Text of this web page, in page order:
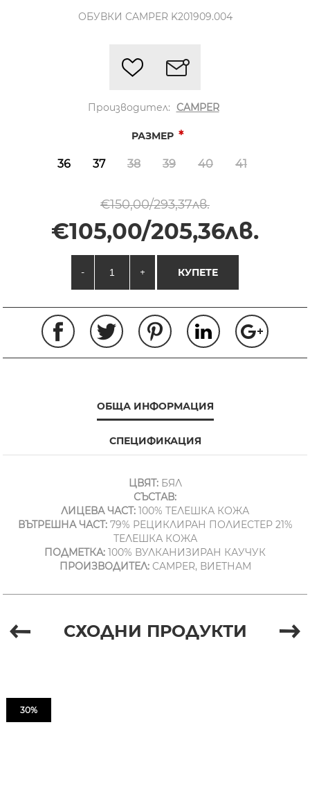
ОБУВКИ CAMPER K201909.004
Производител: CAMPER
РАЗМЕР *
36 37 38 39 40 41
€150,00/293,37лв.
€105,00/205,36лв.
- + КУПЕТЕ
ОБЩА ИНФОРМАЦИЯ
СПЕЦИФИКАЦИЯ
ЦВЯТ:БЯЛ
СЪСТАВ:
ЛИЦЕВА ЧАСТ: 100% ТЕЛЕШКА КОЖА
ВЪТРЕШНА ЧАСТ:79% РЕЦИКЛИРАН ПОЛИЕСТЕР 21%
ТЕЛЕШКА КОЖА
ПОДМЕТКА: 100% ВУЛКАНИЗИРАН КАУЧУК
ПРОИЗВОДИТЕЛ:CAMPER, ВИЕТНАМ
СХОДНИ ПРОДУКТИ
30%